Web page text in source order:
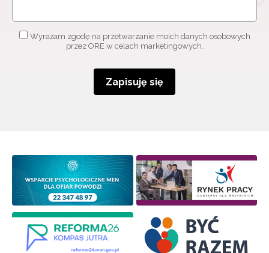
Wyrażam zgodę na przetwarzanie moich danych osobowych
przez ORE w celach marketingowych.
Zapisuję się